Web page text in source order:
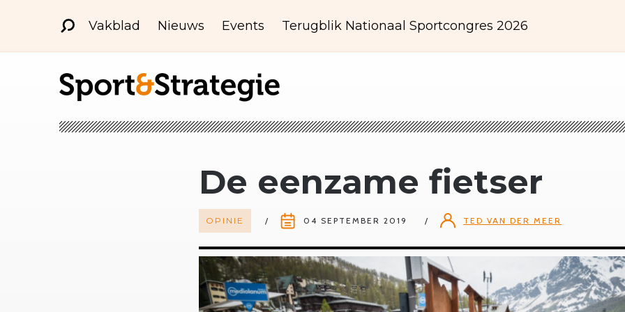
Vakblad Nieuws Events Terugblik Nationaal Sportcongres 2026
De eenzame fietser
OPINIE 04 SEPTEMBER 2019 TED VAN DER MEER